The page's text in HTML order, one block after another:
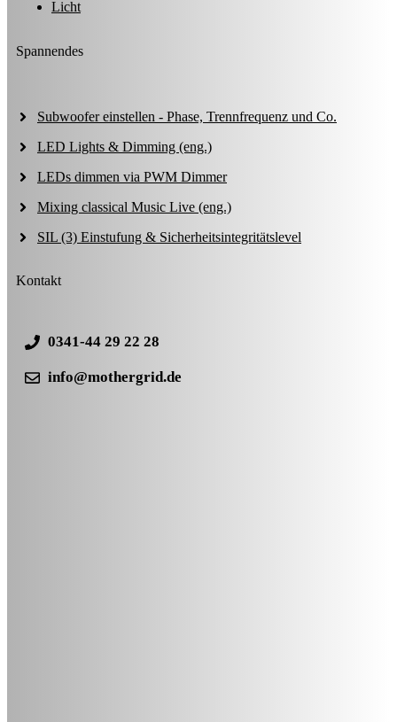
Licht
Spannendes
Subwoofer einstellen - Phase, Trennfrequenz und Co.
LED Lights & Dimming (eng.)
LEDs dimmen via PWM Dimmer
Mixing classical Music Live (eng.)
SIL (3) Einstufung & Sicherheitsintegritätslevel
Kontakt
0341-44 29 22 28
info@mothergrid.de